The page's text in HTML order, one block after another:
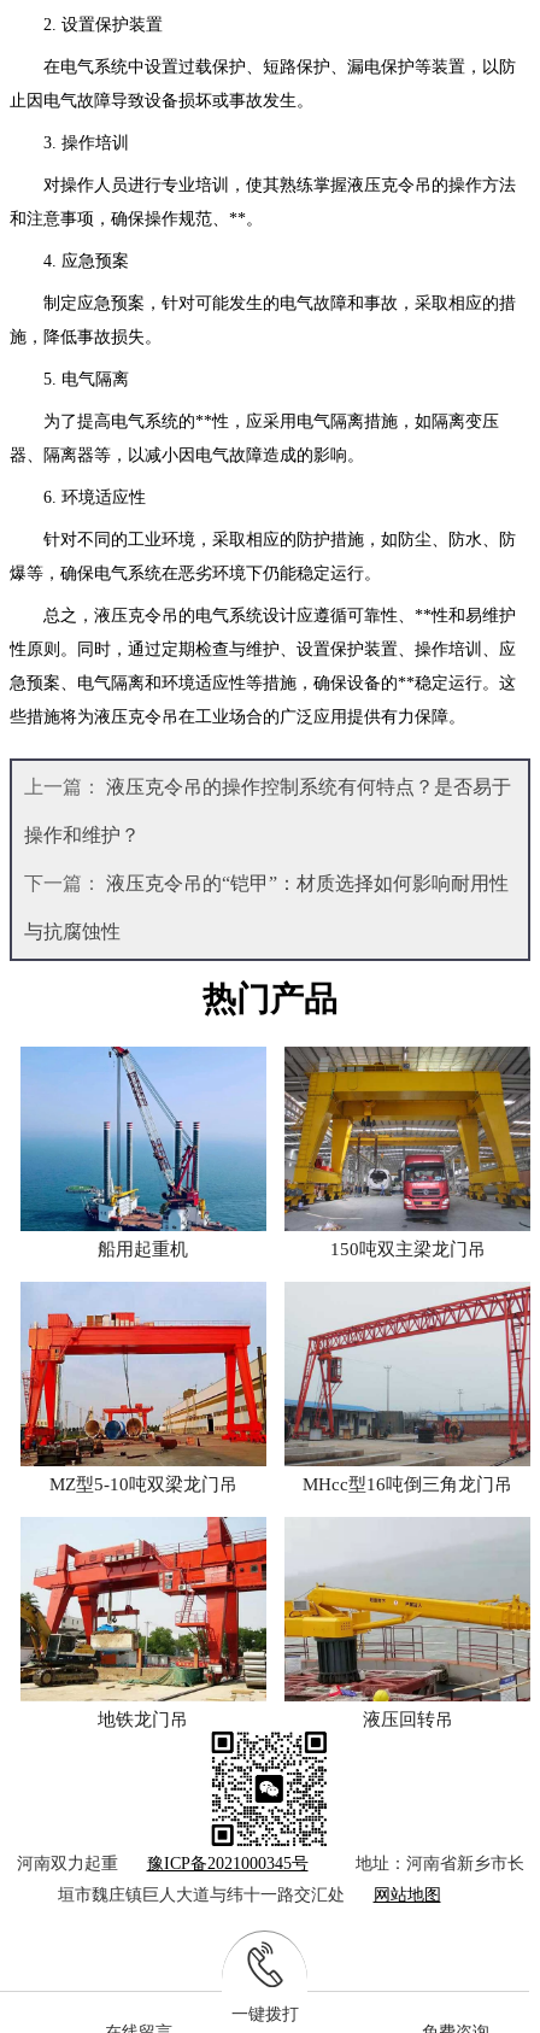
2. 设置保护装置
在电气系统中设置过载保护、短路保护、漏电保护等装置，以防
止因电气故障导致设备损坏或事故发生。
3. 操作培训
对操作人员进行专业培训，使其熟练掌握液压克令吊的操作方法
和注意事项，确保操作规范、**。
4. 应急预案
制定应急预案，针对可能发生的电气故障和事故，采取相应的措
施，降低事故损失。
5. 电气隔离
为了提高电气系统的**性，应采用电气隔离措施，如隔离变压
器、隔离器等，以减小因电气故障造成的影响。
6. 环境适应性
针对不同的工业环境，采取相应的防护措施，如防尘、防水、防
爆等，确保电气系统在恶劣环境下仍能稳定运行。
总之，液压克令吊的电气系统设计应遵循可靠性、**性和易维护
性原则。同时，通过定期检查与维护、设置保护装置、操作培训、应
急预案、电气隔离和环境适应性等措施，确保设备的**稳定运行。这
些措施将为液压克令吊在工业场合的广泛应用提供有力保障。
上一篇： 液压克令吊的操作控制系统有何特点？是否易于
操作和维护？
下一篇： 液压克令吊的“铠甲”：材质选择如何影响耐用性
与抗腐蚀性
热门产品
船用起重机 150吨双主梁龙门吊
MZ型5-10吨双梁龙门吊 MHcc型16吨倒三角龙门吊
地铁龙门吊 液压回转吊
河南双力起重 豫ICP备2021000345号
地址：河南省新乡市长
垣市魏庄镇巨人大道与纬十一路交汇处
网站地图
一键拨打